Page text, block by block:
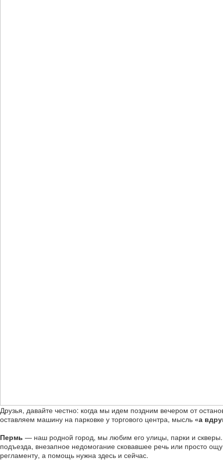
Друзья, давайте честно: когда мы идем поздним вечером от
оставляем машину на парковке у торгового центра, мысль «а
Пермь — наш родной город, мы любим его улицы, парки и
подъезда, внезапное недомогание сковавшее речь или просто
регламенту, а помощь нужна здесь и сейчас.